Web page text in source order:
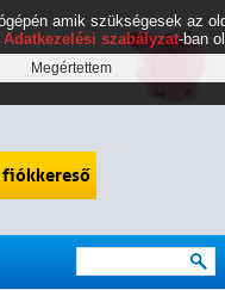
fiókkereső
amik szükségesek az
Adatkezelési szabályzat-ban